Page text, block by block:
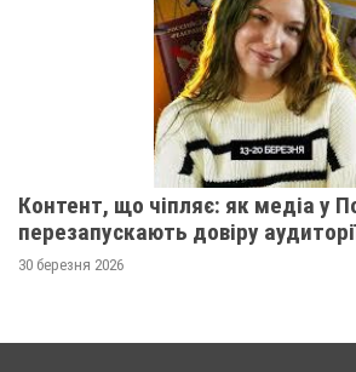
Контент, що чіпляє: як медіа у
перезапускають довіру
30 березня 2026